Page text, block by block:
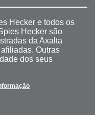
Hecker e todos os
Hecker são
da Axalta
Outras
dos seus